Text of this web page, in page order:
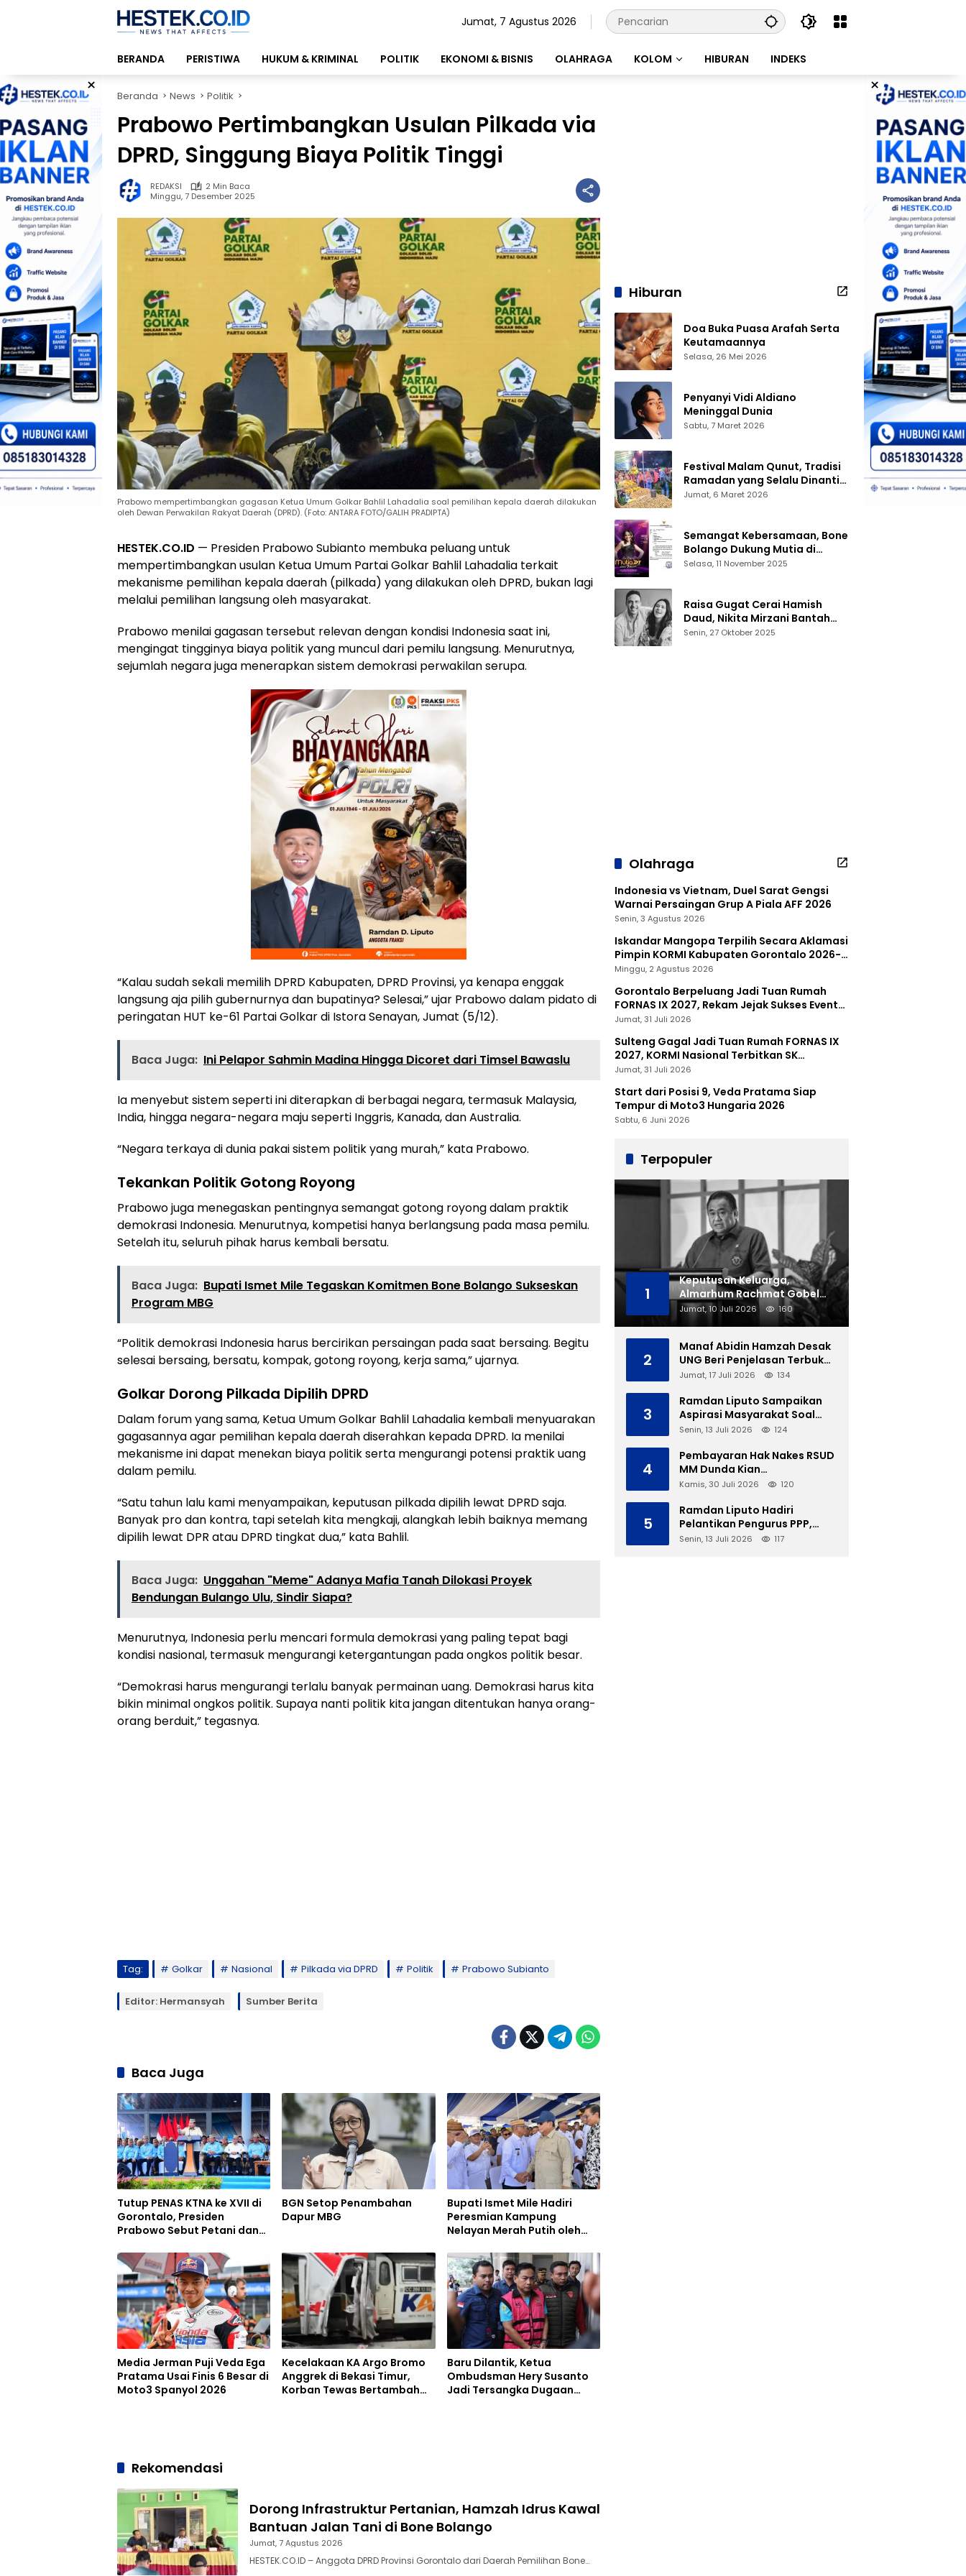
Jumat, 7 Agustus 2026
BERANDA PERISTIWA HUKUM & KRIMINAL POLITIK EKONOMI & BISNIS OLAHRAGA KOLOM HIBURAN INDEKS
× ×
Beranda News Politik
Prabowo Pertimbangkan Usulan Pilkada via
DPRD, Singgung Biaya Politik Tinggi
REDAKSI
2 Min Baca
Minggu, 7 Desember 2025
Prabowo mempertimbangkan gagasan Ketua Umum Golkar Bahlil Lahadalia soal pemilihan kepala daerah dilakukan
oleh Dewan Perwakilan Rakyat Daerah (DPRD). (Foto: ANTARA FOTO/GALIH PRADIPTA)
HESTEK.CO.ID — Presiden Prabowo Subianto membuka peluang untuk
mempertimbangkan usulan Ketua Umum Partai Golkar Bahlil Lahadalia terkait
mekanisme pemilihan kepala daerah (pilkada) yang dilakukan oleh DPRD, bukan lagi
melalui pemilihan langsung oleh masyarakat.
Prabowo menilai gagasan tersebut relevan dengan kondisi Indonesia saat ini,
mengingat tingginya biaya politik yang muncul dari pemilu langsung. Menurutnya,
sejumlah negara juga menerapkan sistem demokrasi perwakilan serupa.
“Kalau sudah sekali memilih DPRD Kabupaten, DPRD Provinsi, ya kenapa enggak
langsung aja pilih gubernurnya dan bupatinya? Selesai,” ujar Prabowo dalam pidato di
peringatan HUT ke-61 Partai Golkar di Istora Senayan, Jumat (5/12).
Baca Juga: Ini Pelapor Sahmin Madina Hingga Dicoret dari Timsel Bawaslu
Ia menyebut sistem seperti ini diterapkan di berbagai negara, termasuk Malaysia,
India, hingga negara-negara maju seperti Inggris, Kanada, dan Australia.
“Negara terkaya di dunia pakai sistem politik yang murah,” kata Prabowo.
Tekankan Politik Gotong Royong
Prabowo juga menegaskan pentingnya semangat gotong royong dalam praktik
demokrasi Indonesia. Menurutnya, kompetisi hanya berlangsung pada masa pemilu.
Setelah itu, seluruh pihak harus kembali bersatu.
Baca Juga: Bupati Ismet Mile Tegaskan Komitmen Bone Bolango Sukseskan
Program MBG
“Politik demokrasi Indonesia harus bercirikan persaingan pada saat bersaing. Begitu
selesai bersaing, bersatu, kompak, gotong royong, kerja sama,” ujarnya.
Golkar Dorong Pilkada Dipilih DPRD
Dalam forum yang sama, Ketua Umum Golkar Bahlil Lahadalia kembali menyuarakan
gagasannya agar pemilihan kepala daerah diserahkan kepada DPRD. Ia menilai
mekanisme ini dapat menekan biaya politik serta mengurangi potensi praktik uang
dalam pemilu.
“Satu tahun lalu kami menyampaikan, keputusan pilkada dipilih lewat DPRD saja.
Banyak pro dan kontra, tapi setelah kita mengkaji, alangkah lebih baiknya memang
dipilih lewat DPR atau DPRD tingkat dua,” kata Bahlil.
Baca Juga: Unggahan "Meme" Adanya Mafia Tanah Dilokasi Proyek
Bendungan Bulango Ulu, Sindir Siapa?
Menurutnya, Indonesia perlu mencari formula demokrasi yang paling tepat bagi
kondisi nasional, termasuk mengurangi ketergantungan pada ongkos politik besar.
“Demokrasi harus mengurangi terlalu banyak permainan uang. Demokrasi harus kita
bikin minimal ongkos politik. Supaya nanti politik kita jangan ditentukan hanya orang-
orang berduit,” tegasnya.
Tag: Golkar Nasional Pilkada via DPRD Politik Prabowo Subianto
Editor: Hermansyah Sumber Berita
Baca Juga
Tutup PENAS KTNA ke XVII di
Gorontalo, Presiden
Prabowo Sebut Petani dan
BGN Setop Penambahan
Dapur MBG
Bupati Ismet Mile Hadiri
Peresmian Kampung
Nelayan Merah Putih oleh
Media Jerman Puji Veda Ega
Pratama Usai Finis 6 Besar di
Moto3 Spanyol 2026
Kecelakaan KA Argo Bromo
Anggrek di Bekasi Timur,
Korban Tewas Bertambah
Baru Dilantik, Ketua
Ombudsman Hery Susanto
Jadi Tersangka Dugaan
Rekomendasi
Dorong Infrastruktur Pertanian, Hamzah Idrus Kawal
Bantuan Jalan Tani di Bone Bolango
Jumat, 7 Agustus 2026
HESTEK.CO.ID – Anggota DPRD Provinsi Gorontalo dari Daerah Pemilihan Bone…
Hiburan
Doa Buka Puasa Arafah Serta
Keutamaannya
Selasa, 26 Mei 2026
Penyanyi Vidi Aldiano
Meninggal Dunia
Sabtu, 7 Maret 2026
Festival Malam Qunut, Tradisi
Ramadan yang Selalu Dinanti
Warga Gorontalo
Jumat, 6 Maret 2026
Semangat Kebersamaan, Bone
Bolango Dukung Mutia di
Panggung Dangdut Academy 7
Selasa, 11 November 2025
Raisa Gugat Cerai Hamish
Daud, Nikita Mirzani Bantah
Peras Reza Gladys
Senin, 27 Oktober 2025
Olahraga
Indonesia vs Vietnam, Duel Sarat Gengsi
Warnai Persaingan Grup A Piala AFF 2026
Senin, 3 Agustus 2026
Iskandar Mangopa Terpilih Secara Aklamasi
Pimpin KORMI Kabupaten Gorontalo 2026-
2030
Minggu, 2 Agustus 2026
Gorontalo Berpeluang Jadi Tuan Rumah
FORNAS IX 2027, Rekam Jejak Sukses Event
Nasional Jadi Modal
Jumat, 31 Juli 2026
Sulteng Gagal Jadi Tuan Rumah FORNAS IX
2027, KORMI Nasional Terbitkan SK
Pencabutan
Jumat, 31 Juli 2026
Start dari Posisi 9, Veda Pratama Siap
Tempur di Moto3 Hungaria 2026
Sabtu, 6 Juni 2026
Terpopuler
1
Keputusan Keluarga,
Almarhum Rachmat Gobel
Dimakamkan di TMP Kalibata
Jumat, 10 Juli 2026 160
2
Manaf Abidin Hamzah Desak
UNG Beri Penjelasan Terbuka
Soal Polemik Ujian Skripsi
Jumat, 17 Juli 2026 134
3
Ramdan Liputo Sampaikan
Aspirasi Masyarakat Soal
LGBT di Hadapan Gubernur
Senin, 13 Juli 2026 124
4
Pembayaran Hak Nakes RSUD
MM Dunda Kian
Menggantung, Perbup Belum
Definitif
Kamis, 30 Juli 2026 120
5
Ramdan Liputo Hadiri
Pelantikan Pengurus PPP,
Tegaskan Silaturahmi
Senin, 13 Juli 2026 117